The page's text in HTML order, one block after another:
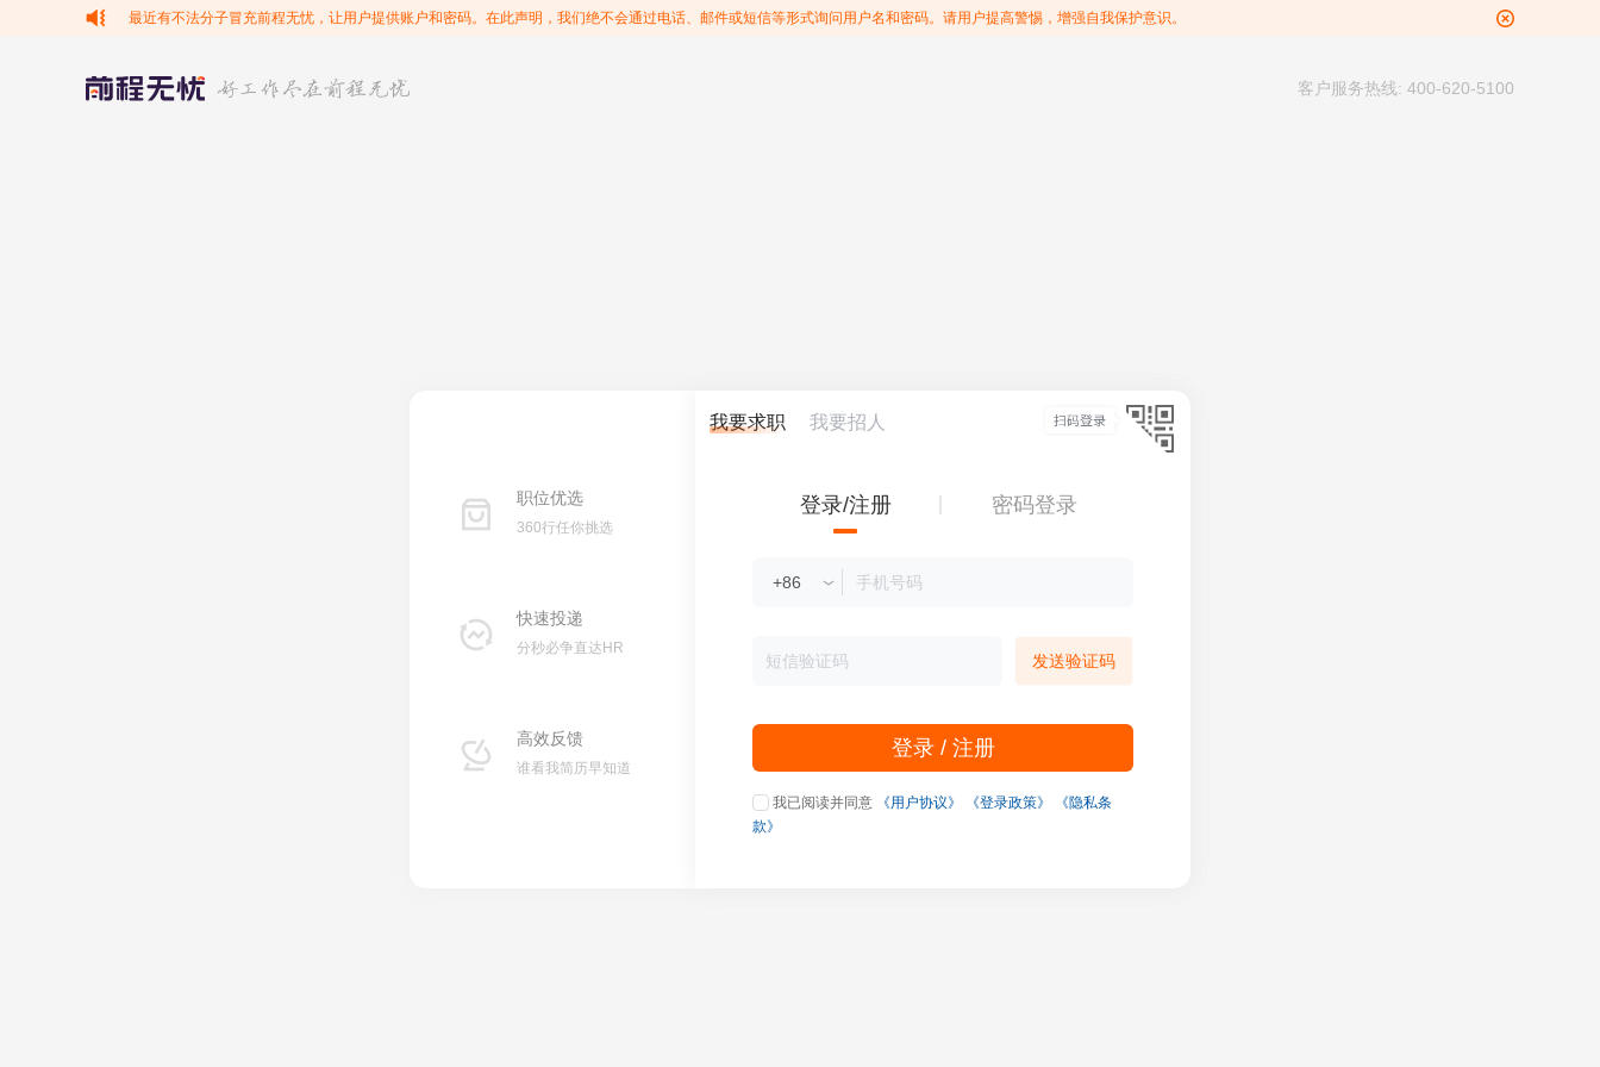
最近有不法分子冒充前程无忧，让用户提供账户和密码。在此声明，我们绝不会通过电话、邮件或短信等形式询问用户名和密码。请用户提高警惕，增强自我保护意识。
客户服务热线: 400-620-5100
职位优选
360行任你挑选
快速投递
分秒必争直达HR
高效反馈
谁看我简历早知道
我要求职 我要招人
登录/注册 密码登录
发送验证码
登录 / 注册
我已阅读并同意 《用户协议》 《登录政策》
《隐私条
款》